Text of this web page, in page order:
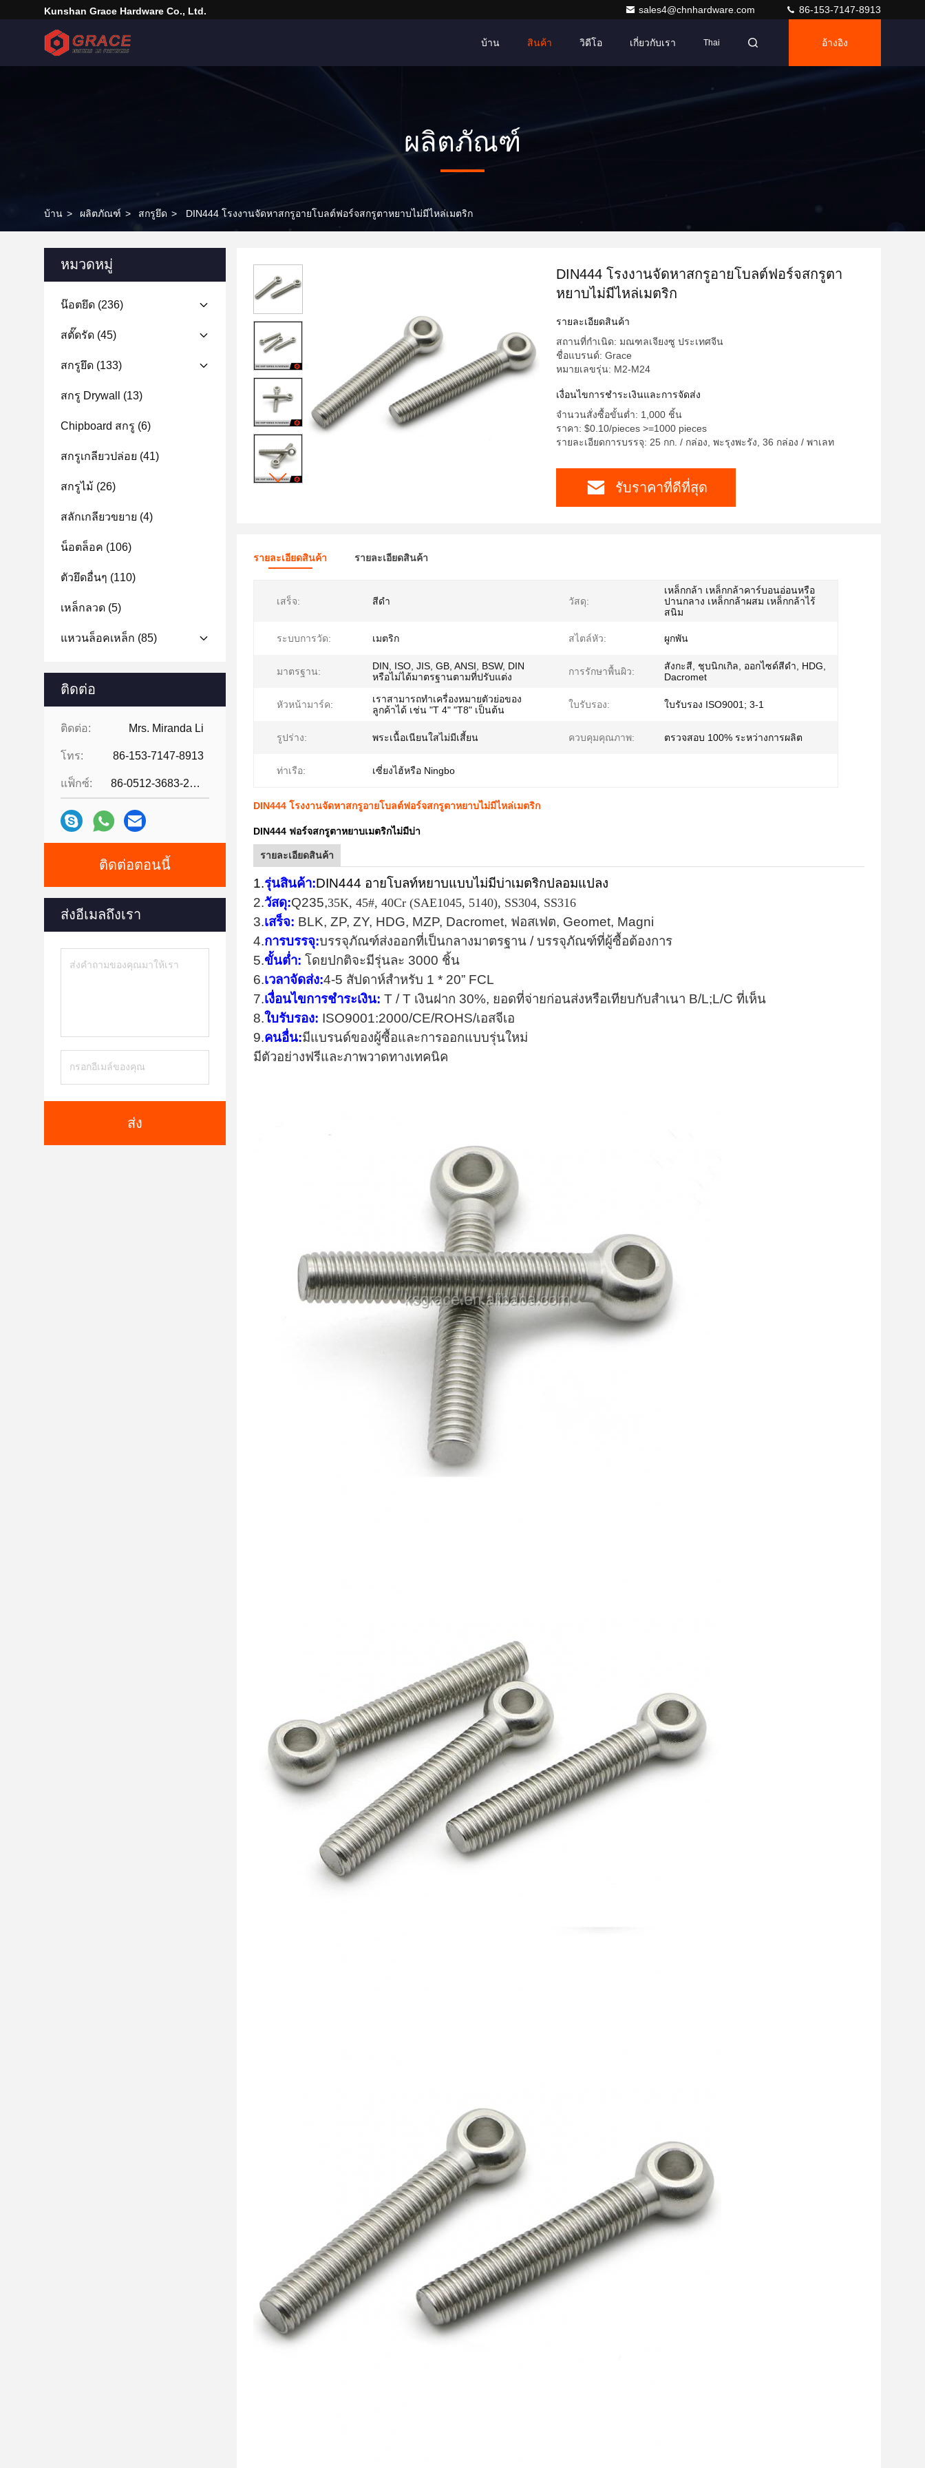
Kunshan Grace Hardware Co., Ltd. sales4@chnhardware.com 86-153-7147-8913
บ้าน สินค้า วิดีโอ เกี่ยวกับเรา Thai อ้างอิง
ผลิตภัณฑ์
บ้าน > ผลิตภัณฑ์ > สกรูยึด > DIN444 โรงงานจัดหาสกรูอายโบลต์ฟอร์จสกรูตาหยาบไม่มีไหล่เมตริก
หมวดหมู่
น๊อตยึด (236)
สตั๊ดรัด (45)
สกรูยึด (133)
สกรู Drywall (13)
Chipboard สกรู (6)
สกรูเกลียวปล่อย (41)
สกรูไม้ (26)
สลักเกลียวขยาย (4)
น็อตล็อค (106)
ตัวยึดอื่นๆ (110)
เหล็กลวด (5)
แหวนล็อคเหล็ก (85)
ติดต่อ
ติดต่อ: Mrs. Miranda Li
โทร: 86-153-7147-8913
แฟ็กซ์: 86-0512-3683-2631
ติดต่อตอนนี้
ส่งอีเมลถึงเรา
ส่ง
DIN444 โรงงานจัดหาสกรูอายโบลต์ฟอร์จสกรูตา
หยาบไม่มีไหล่เมตริก
รายละเอียดสินค้า
สถานที่กำเนิด: มณฑลเจียงซู ประเทศจีน
ชื่อแบรนด์: Grace
หมายเลขรุ่น: M2-M24
เงื่อนไขการชำระเงินและการจัดส่ง
จำนวนสั่งซื้อขั้นต่ำ: 1,000 ชิ้น
ราคา: $0.10/pieces >=1000 pieces
รายละเอียดการบรรจุ: 25 กก. / กล่อง, พะรุงพะรัง, 36 กล่อง / พาเลท
รับราคาที่ดีที่สุด
รายละเอียดสินค้า รายละเอียดสินค้า
เสร็จ: สีดำ วัสดุ:
เหล็กกล้า เหล็กกล้าคาร์บอนอ่อนหรือ
ปานกลาง เหล็กกล้าผสม เหล็กกล้าไร้
สนิม
ระบบการวัด: เมตริก สไตล์หัว: ผูกพัน
มาตรฐาน:
DIN, ISO, JIS, GB, ANSI, BSW, DIN
หรือไม่ได้มาตรฐานตามที่ปรับแต่ง
การรักษาพื้นผิว:
สังกะสี, ชุบนิกเกิล, ออกไซด์สีดำ, HDG,
Dacromet
หัวหน้ามาร์ค:
เราสามารถทำเครื่องหมายตัวย่อของ
ลูกค้าได้ เช่น "T 4" "T8" เป็นต้น
ใบรับรอง: ใบรับรอง ISO9001; 3-1
รูปร่าง: พระเนื้อเนียนใสไม่มีเสี้ยน ควบคุมคุณภาพ: ตรวจสอบ 100% ระหว่างการผลิต
ท่าเรือ: เซี่ยงไฮ้หรือ Ningbo
DIN444 โรงงานจัดหาสกรูอายโบลต์ฟอร์จสกรูตาหยาบไม่มีไหล่เมตริก
DIN444 ฟอร์จสกรูตาหยาบเมตริกไม่มีบ่า
รายละเอียดสินค้า
1.รุ่นสินค้า:DIN444 อายโบลท์หยาบแบบไม่มีบ่าเมตริกปลอมแปลง
2.วัสดุ:Q235,35K, 45#, 40Cr (SAE1045, 5140), SS304, SS316
3.เสร็จ: BLK, ZP, ZY, HDG, MZP, Dacromet, ฟอสเฟต, Geomet, Magni
4.การบรรจุ:บรรจุภัณฑ์ส่งออกที่เป็นกลางมาตรฐาน / บรรจุภัณฑ์ที่ผู้ซื้อต้องการ
5.ขั้นต่ำ: โดยปกติจะมีรุ่นละ 3000 ชิ้น
6.เวลาจัดส่ง:4-5 สัปดาห์สำหรับ 1 * 20” FCL
7.เงื่อนไขการชำระเงิน: T / T เงินฝาก 30%, ยอดที่จ่ายก่อนส่งหรือเทียบกับสำเนา B/L;L/C ที่เห็น
8.ใบรับรอง: ISO9001:2000/CE/ROHS/เอสจีเอ
9.คนอื่น:มีแบรนด์ของผู้ซื้อและการออกแบบรุ่นใหม่
มีตัวอย่างฟรีและภาพวาดทางเทคนิค